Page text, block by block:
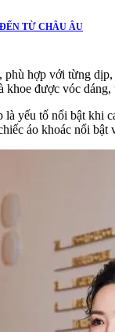
TỪ CHÂU ÂU
phù hợp với từng
khoe được vóc
yếu tố nổi bật khi
áo khoác nổi